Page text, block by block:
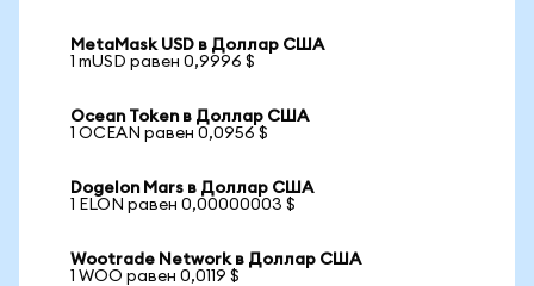
MetaMask USD в Доллар США
1 mUSD равен 0,9996 $
Ocean Token в Доллар США
1 OCEAN равен 0,0956 $
Dogelon Mars в Доллар США
1 ELON равен 0,00000003 $
Wootrade Network в Доллар США
1 WOO равен 0,0119 $